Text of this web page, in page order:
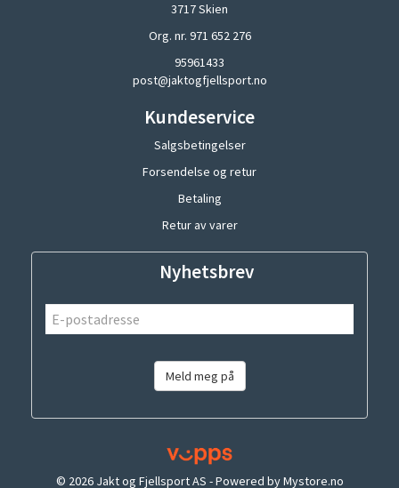
3717 Skien
Org. nr. 971 652 276
95961433
post@jaktogfjellsport.no
Kundeservice
Salgsbetingelser
Forsendelse og retur
Betaling
Retur av varer
Nyhetsbrev
Meld meg på
© 2026 Jakt og Fjellsport AS - Powered byMystore.no